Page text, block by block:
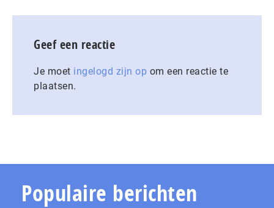
Geef een reactie
Je moet ingelogd zijn op om een reactie te
plaatsen.
Populaire berichten